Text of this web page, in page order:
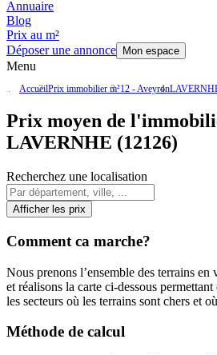
Annuaire
Blog
Prix au m²
Déposer une annonce
Mon espace
Menu
AccueilPrix immobilier m²12 - Aveyron
Prix moyen de
LAVERNHE (12126)
Recherchez une localisation
Afficher les prix
Comment ca marche?
Nous prenons l’ensemble des terrains en
et réalisons la carte ci-dessous
les secteurs où les terrains sont chers et
Méthode de calcul